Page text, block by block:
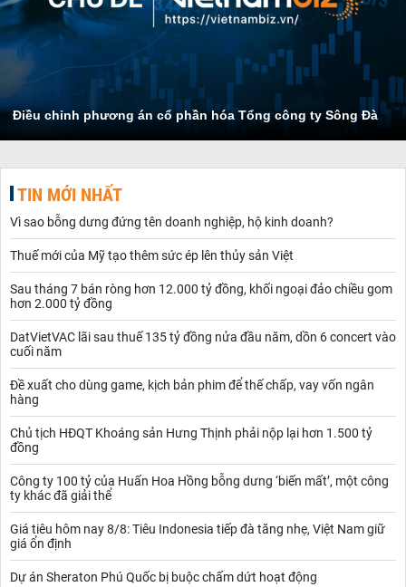
Điều chỉnh phương án cổ phần hóa Tổng công ty Sông Đà
TIN MỚI NHẤT
Vì sao bỗng dưng đứng tên doanh nghiệp, hộ kinh doanh?
Thuế mới của Mỹ tạo thêm sức ép lên thủy sản Việt
Sau tháng 7 bán ròng hơn 12.000 tỷ đồng, khối ngoại đảo chiều gom
hơn 2.000 tỷ đồng
DatVietVAC lãi sau thuế 135 tỷ đồng nửa đầu năm, dồn 6 concert vào
cuối năm
Đề xuất cho dùng game, kịch bản phim để thế chấp, vay vốn ngân
hàng
Chủ tịch HĐQT Khoáng sản Hưng Thịnh phải nộp lại hơn 1.500 tỷ
đồng
Công ty 100 tỷ của Huấn Hoa Hồng bỗng dưng ‘biến mất’, một công
ty khác đã giải thể
Giá tiêu hôm nay 8/8: Tiêu Indonesia tiếp đà tăng nhẹ, Việt Nam giữ
giá ổn định
Dự án Sheraton Phú Quốc bị buộc chấm dứt hoạt động